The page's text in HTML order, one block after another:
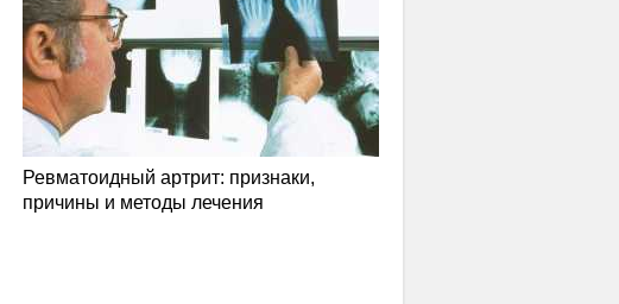
Ревматоидный артрит: признаки,
причины и методы лечения